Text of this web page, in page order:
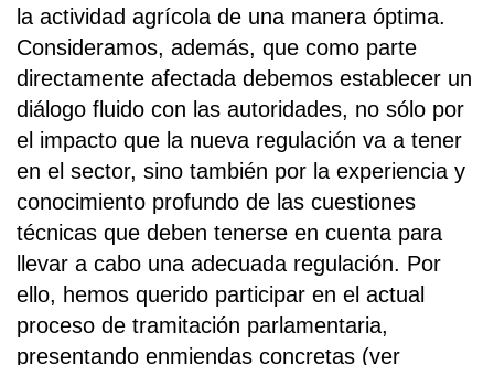
la actividad agrícola de una manera óptima.
Consideramos, además, que como parte
directamente afectada debemos establecer un
diálogo fluido con las autoridades, no sólo por
el impacto que la nueva regulación va a tener
en el sector, sino también por la experiencia y
conocimiento profundo de las cuestiones
técnicas que deben tenerse en cuenta para
llevar a cabo una adecuada regulación. Por
ello, hemos querido participar en el actual
proceso de tramitación parlamentaria,
presentando enmiendas concretas (ver